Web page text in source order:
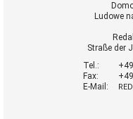
Ludowe
Straße der
Tel.:
Fax:
E-Mail: